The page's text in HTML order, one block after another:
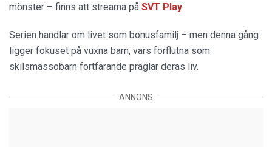
mönster – finns att streama på SVT Play.
Serien handlar om livet som bonusfamilj – men denna gång
ligger fokuset på vuxna barn, vars förflutna som
skilsmässobarn fortfarande präglar deras liv.
ANNONS